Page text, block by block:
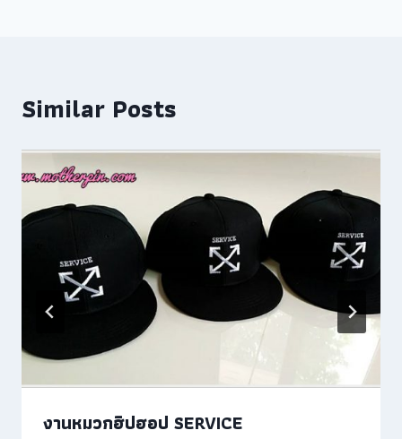
Similar Posts
งานหมวกฮิปฮอป SERVICE